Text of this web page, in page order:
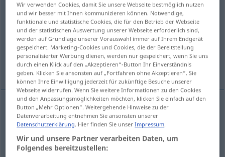
coupe [ˈkuˑp(ə)]subst <-s>
Übersicht aller Übersetzungen
(Für mehr Details die Übersetzung anklicken/antippen)
Zu-Schnitt, Fasson, Becher
(Zu-)Schnittm coupe
Fassonf coupe
Wir verwenden Cookies, damit Sie unsere Webseite bestmöglich nutzen
und wir besser mit Ihnen kommunizieren können. Notwendige,
funktionale und statistische Cookies, die für den Betrieb der Webseite
und der statistischen Auswertung unserer Webseite erforderlich sind,
werden auf Grundlage unserer Vorauswahl immer auf Ihrem Endgerät
gespeichert. Marketing-Cookies und Cookies, die der Bereitstellung
personalisierter Werbung dienen, werden nur gespeichert, wenn Sie uns
durch einen Klick auf den „Akzeptieren“-Button Ihr Einverständnis
geben. Klicken Sie ansonsten auf „Fortfahren ohne Akzeptieren“. Sie
können Ihre Einwilligung jederzeit für zukünftige Besuche unserer
Webseite widerrufen. Wenn Sie weitere Informationen zu den Cookies
und den Anpassungsmöglichkeiten möchten, klicken Sie einfach auf den
Button „Mehr Optionen“. Weitergehende Hinweise zu der
Datenverarbeitung entnehmen Sie ansonsten unserer
Datenschutzerklärung. Hier finden Sie unserImpressum.
Wir und unsere Partner verarbeiten Daten, um
Folgendes bereitzustellen: